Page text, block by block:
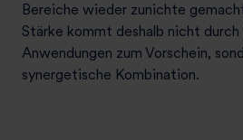
Bereiche wieder zunichte
Stärke kommt deshalb nicht
Anwendungen zum Vorschein,
synergetische Kombination.